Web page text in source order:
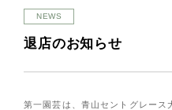
NEWS
退店のお知らせ
第一園芸は、青山セントグレース